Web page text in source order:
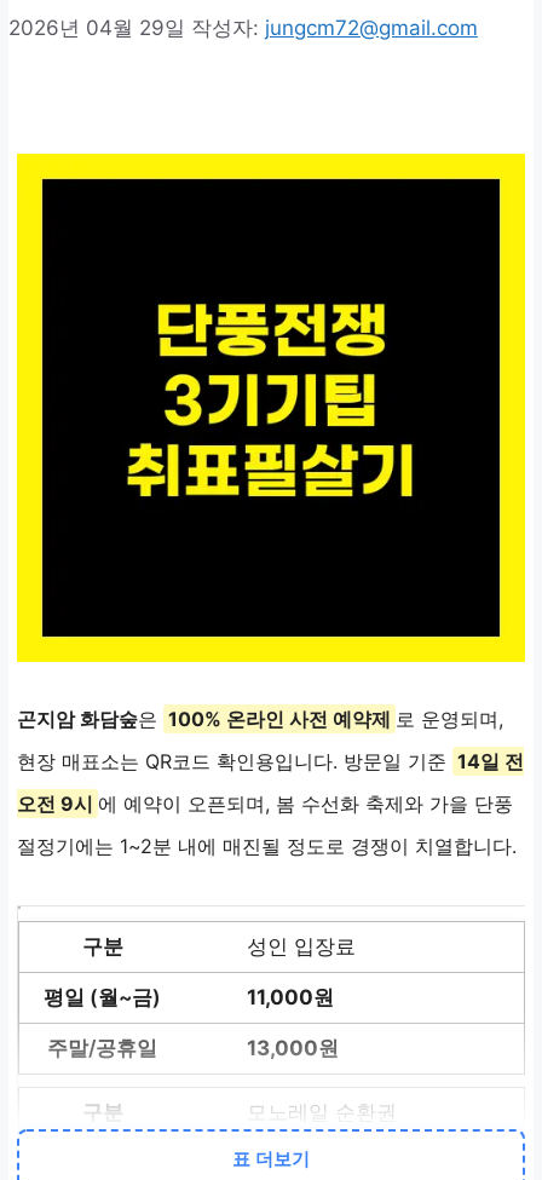
2026년 04월 29일 작성자: jungcm72@gmail.com
곤지암 화담숲은 100% 온라인 사전 예약제 로 운영되며,
현장 매표소는 QR코드 확인용입니다. 방문일 기준 14일 전
오전 9시 에 예약이 오픈되며, 봄 수선화 축제와 가을 단풍
절정기에는 1~2분 내에 매진될 정도로 경쟁이 치열합니다.
성인 입장료
11,000원
13,000원
모노레일 순환권
9,000원
표 더보기